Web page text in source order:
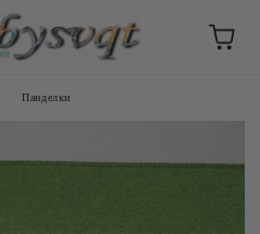
Панделки